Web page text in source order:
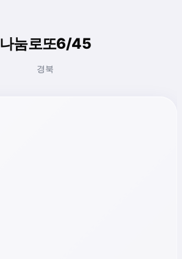
나눔로또6/45
경북